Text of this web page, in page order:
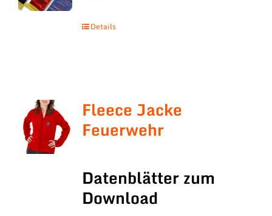
Details
Fleece Jacke
Feuerwehr
Datenblätter zum
Download